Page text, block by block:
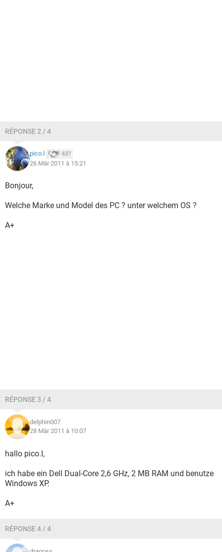
RÉPONSE 2 / 4
pico.l 637
26 Mär 2011 à 15:21
Bonjour,
Welche Marke und Model des PC ? unter welchem OS ?
A+
RÉPONSE 3 / 4
delphin007
28 Mär 2011 à 10:07
hallo pico.I,
ich habe ein Dell Dual-Core 2,6 GHz, 2 MB RAM und benutze
Windows XP.
A+
RÉPONSE 4 / 4